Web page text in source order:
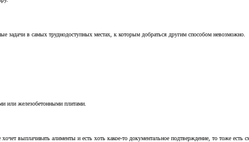
в самых труднодоступных местах, к которым добраться другим способом невозможно.
или железобетонными плитами.
выплачивать алименты и есть хоть какое-то документальное подтверждение, то тоже